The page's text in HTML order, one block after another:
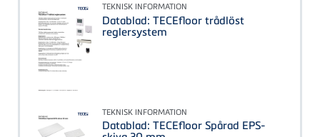
TEKNISK INFORMATION
Datablad: TECEfloor trådlöst
reglersystem
TEKNISK INFORMATION
Datablad: TECEfloor Spårad EPS-